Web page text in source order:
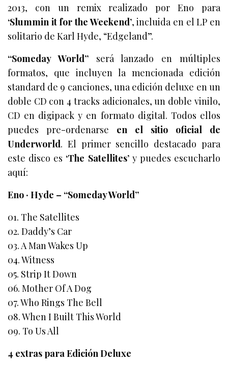
2013, con un remix realizado por Eno para
‘Slummin it for the Weekend’, incluida en el LP en
solitario de Karl Hyde, “Edgeland”.
“Someday World”será lanzado en múltiples
formatos, que incluyen la mencionada edición
standard de 9 canciones, una edición deluxe en un
doble CD con 4 tracks adicionales, un doble vinilo,
CD en digipack y en formato digital. Todos ellos
puedes pre-ordenarse en el sitio oficial de
Underworld. El primer sencillo destacado para
este disco es ‘The Satellites’y puedes escucharlo
aquí:
Eno · Hyde – “Someday World”
01. The Satellites
02. Daddy’s Car
03. A Man Wakes Up
04. Witness
05. Strip It Down
06. Mother Of A Dog
07. Who Rings The Bell
08. When I Built This World
09. To Us All
4 extras para Edición Deluxe